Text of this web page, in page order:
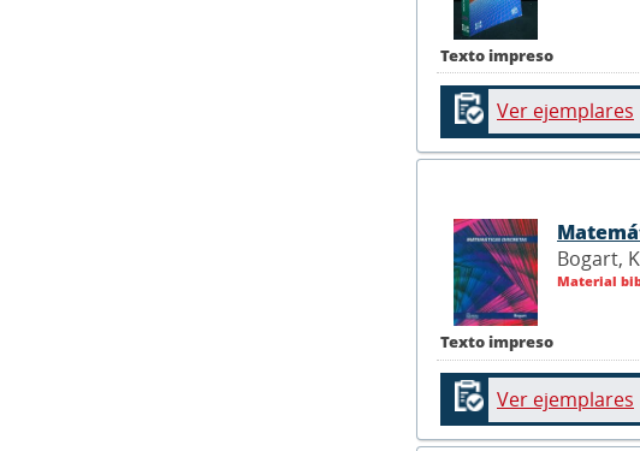
Texto impreso
Ver ejemplares
Texto impreso
Bogart,
Material
Ver ejemplares